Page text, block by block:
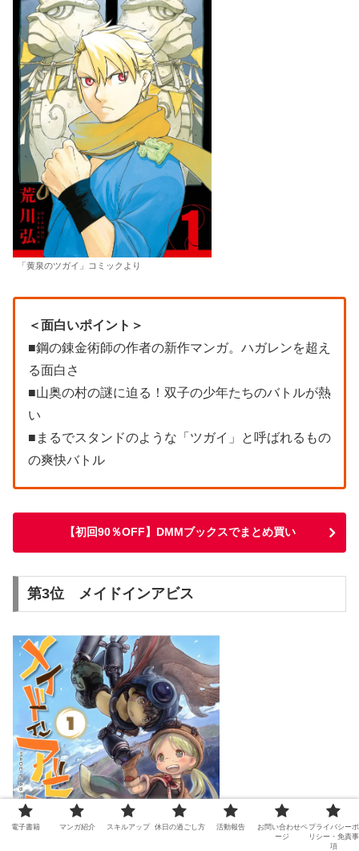
「黄泉のツガイ」コミックより
＜面白いポイント＞
■鋼の錬金術師の作者の新作マンガ。ハガレンを超え
る面白さ
■山奥の村の謎に迫る！双子の少年たちのバトルが熱
い
■まるでスタンドのような「ツガイ」と呼ばれるもの
の爽快バトル
【初回90％OFF】DMMブックスでまとめ買い
第3位 メイドインアビス
電子書籍 マンガ紹介 スキルアップ 休日の過ごし方 活動報告
お問い合わせペ
ージ
プライバシーポ
リシー・免責事
項